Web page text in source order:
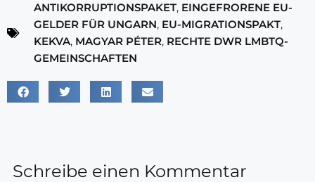
ANTIKORRUPTIONSPAKET, EINGEFRORENE EU-
GELDER FÜR UNGARN, EU-MIGRATIONSPAKT,
KEKVA, MAGYAR PÉTER, RECHTE DWR LMBTQ-
GEMEINSCHAFTEN
Schreibe einen Kommentar